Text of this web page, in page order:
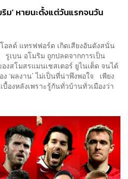
ริม’ หายนะตั้งแต่วันแรกจนวัน
อลด์ แทรฟฟอร์ด เกิดเสียงอันดังสนั่น
เบน อโมริม ถูกปลดจากการเป็น
องสโมสรแมนเชสเตอร์ ยูไนเต็ด จนได้
‘ผลงาน’ ไม่เป็นที่น่าพึงพอใจ เพียง
องหลังเพราะรู้กันทั่วบ้านทั่วเมืองว่า